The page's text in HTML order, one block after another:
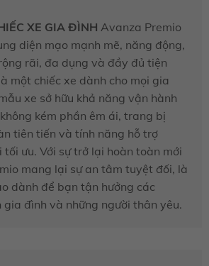
XE GIA ĐÌNH Avanza Premio
diện mạo mạnh mẽ, năng động,
rãi, đa dụng và đầy đủ tiện
một chiếc xe dành cho mọi gia
xe sở hữu khả năng vận hành
kém phần êm ái, trang bị
tiên tiến và tính năng hỗ trợ
tối ưu. Với sự trở lại hoàn toàn mới
mang lại sự an tâm tuyệt đối, là
dành để bạn tận hưởng các
gia đình và những người thân yêu.